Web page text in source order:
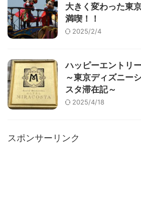
大きく変わった東
満喫！！
2025/2/4
ハッピーエントリ
～東京ディズニー
スタ滞在記～
2025/4/18
スポンサーリンク